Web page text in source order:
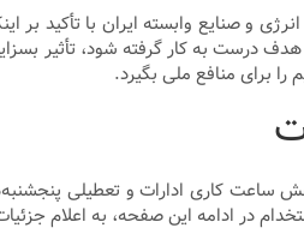
و صنایع وابسته ایران با تأکید
درست به کار گرفته شود، تأثیر
برای منافع ملی بگیرد.
ساعت کاری ادارات و تعطیلی
در ادامه این صفحه، به اعلام